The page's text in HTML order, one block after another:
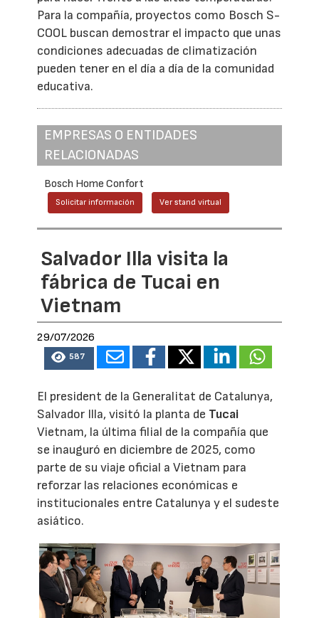
Para la compañía, proyectos como Bosch S-
COOL buscan demostrar el impacto que unas
condiciones adecuadas de climatización
pueden tener en el día a día de la comunidad
educativa.
EMPRESAS O ENTIDADES
RELACIONADAS
Bosch Home Confort
Solicitar información Ver stand virtual
Salvador Illa visita la
fábrica de Tucai en
Vietnam
29/07/2026
587
El president de la Generalitat de Catalunya,
Salvador Illa, visitó la planta de Tucai
Vietnam, la última filial de la compañía que
se inauguró en diciembre de 2025, como
parte de su viaje oficial a Vietnam para
reforzar las relaciones económicas e
institucionales entre Catalunya y el sudeste
asiático.